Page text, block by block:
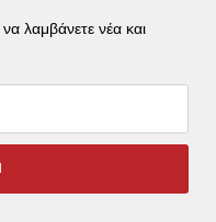
λαμβάνετε νέα και